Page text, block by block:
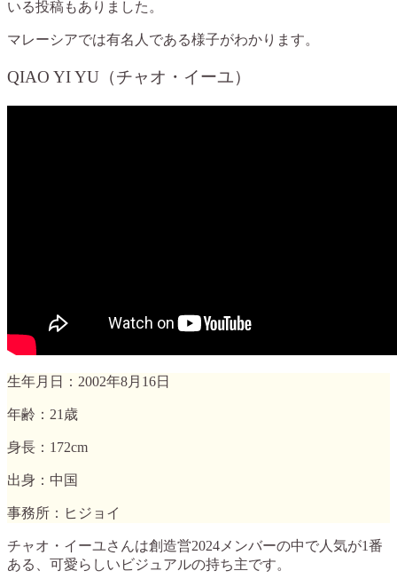
いる投稿もありました。
マレーシアでは有名人である様子がわかります。
QIAO YI YU（チャオ・イーユ）
生年月日：2002年8月16日
年齢：21歳
身長：172cm
出身：中国
事務所：ヒジョイ
チャオ・イーユさんは創造営2024メンバーの中で人気が1番
ある、可愛らしいビジュアルの持ち主です。